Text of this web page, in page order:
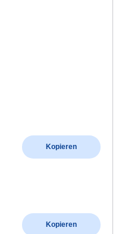
Kopieren
Kopieren